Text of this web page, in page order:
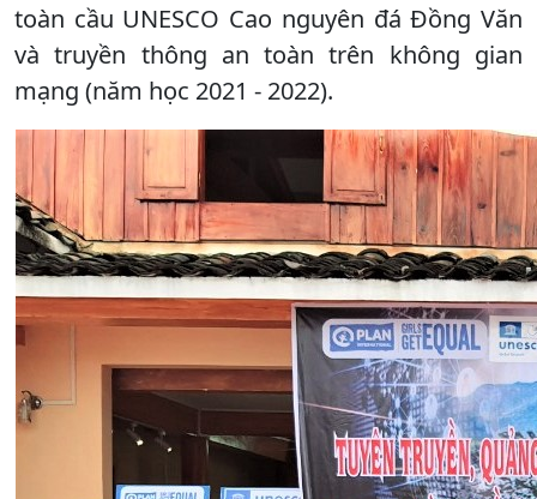
toàn cầu UNESCO Cao nguyên đá Đồng Văn
và truyền thông an toàn trên không gian
mạng (năm học 2021 - 2022).